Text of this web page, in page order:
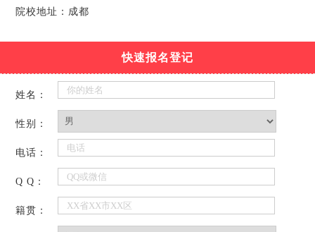
院校地址：成都
快速报名登记
姓名：
性别：
电话：
Q Q：
籍贯：